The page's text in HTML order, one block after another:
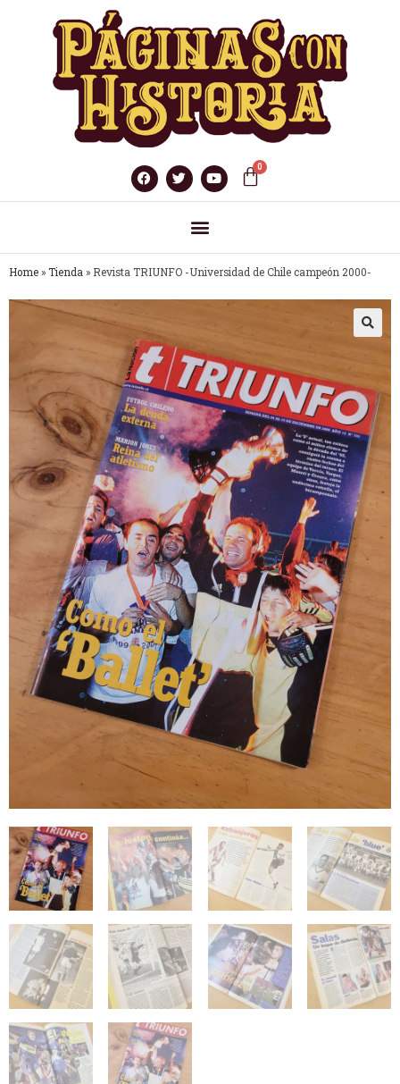
Home » Tienda » Revista TRIUNFO -Universidad de Chile campeón 2000-